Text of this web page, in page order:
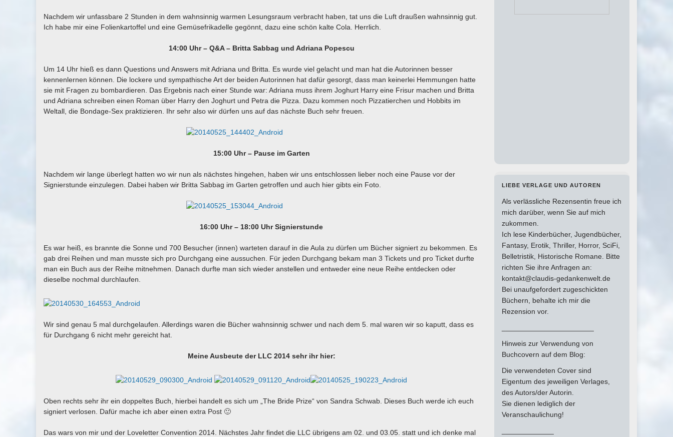
Nachdem wir unfassbare 2 Stunden in dem wahnsinnig warmen Lesungsraum verbracht haben, tat uns die Luft draußen wahnsinnig gut.
Ich habe mir eine Folienkartoffel und eine Gemüsefrikadelle gegönnt, dazu eine schön kalte Cola. Herrlich.
14:00 Uhr – Q&A – Britta Sabbag und Adriana Popescu
Um 14 Uhr hieß es dann Questions und Answers mit Adriana und Britta. Es wurde viel gelacht und man hat die Autorinnen besser
kennenlernen können. Die lockere und sympathische Art der beiden Autorinnen hat dafür gesorgt, dass man keinerlei Hemmungen hatte
sie mit Fragen zu bombardieren. Das Ergebnis nach einer Stunde war: Adriana muss ihrem Joghurt Harry eine Frisur machen und Britta
und Adriana schreiben einen Roman über Harry den Joghurt und Petra die Pizza. Dazu kommen noch Pizzatierchen und Hobbits im
Weltall, die Bondage-Sex praktizieren. Ihr sehr also wir dürfen uns auf das nächste Buch sehr freuen.
15:00 Uhr – Pause im Garten
Nachdem wir lange überlegt hatten wo wir nun als nächstes hingehen, haben wir uns entschlossen lieber noch eine Pause vor der
Signierstunde einzulegen. Dabei haben wir Britta Sabbag im Garten getroffen und auch hier gibts ein Foto.
16:00 Uhr – 18:00 Uhr Signierstunde
Es war heiß, es brannte die Sonne und 700 Besucher (innen) warteten darauf in die Aula zu dürfen um Bücher signiert zu bekommen. Es
gab drei Reihen und man musste sich pro Durchgang eine aussuchen. Für jeden Durchgang bekam man 3 Tickets und pro Ticket durfte
man ein Buch aus der Reihe mitnehmen. Danach durfte man sich wieder anstellen und entweder eine neue Reihe entdecken oder
dieselbe nochmal durchlaufen.
Wir sind genau 5 mal durchgelaufen. Allerdings waren die Bücher wahnsinnig schwer und nach dem 5. mal waren wir so kaputt, dass es
für Durchgang 6 nicht mehr gereicht hat.
Meine Ausbeute der LLC 2014 sehr ihr hier:
Oben rechts sehr ihr ein doppeltes Buch, hierbei handelt es sich um „The Bride Prize“ von Sandra Schwab. Dieses Buch werde ich euch
signiert verlosen. Dafür mache ich aber einen extra Post 🙂
Das wars von mir und der Loveletter Convention 2014. Nächstes Jahr findet die LLC übrigens am 02. und 03.05. statt und ich denke mal
LIEBE VERLAGE UND AUTOREN
Als verlässliche Rezensentin freue ich
mich darüber, wenn Sie auf mich
zukommen.
Ich lese Kinderbücher, Jugendbücher,
Fantasy, Erotik, Thriller, Horror, SciFi,
Belletristik, Historische Romane. Bitte
richten Sie ihre Anfragen an:
kontakt@claudis-gedankenwelt.de
Bei unaufgefordert zugeschickten
Büchern, behalte ich mir die
Rezension vor.
Hinweis zur Verwendung von
Buchcovern auf dem Blog:
Die verwendeten Cover sind
Eigentum des jeweiligen Verlages,
des Autors/der Autorin.
Sie dienen lediglich der
Veranschaulichung!